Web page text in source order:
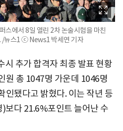
스에서 8일 열린 2차 논술시험을 마친
/뉴스1 ⓒ News1 박세연 기자
시 추가 합격자 최종 발표 현황
원 총 1047명 가운데 1046명
인됐다고 밝혔다. 이는 작년 등
보다 21.6%포인트 늘어난 수